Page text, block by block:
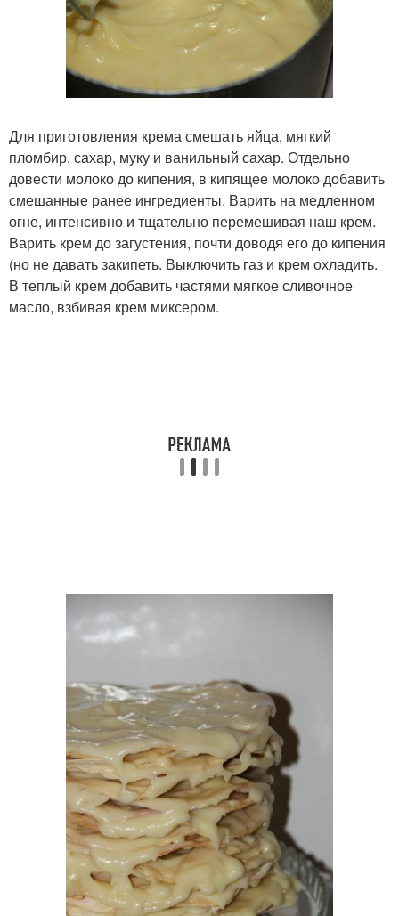
Для приготовления крема смешать яйца, мягкий
пломбир, сахар, муку и ванильный сахар. Отдельно
довести молоко до кипения, в кипящее молоко добавить
смешанные ранее ингредиенты. Варить на медленном
огне, интенсивно и тщательно перемешивая наш крем.
Варить крем до загустения, почти доводя его до кипения
(но не давать закипеть. Выключить газ и крем охладить.
В теплый крем добавить частями мягкое сливочное
масло, взбивая крем миксером.